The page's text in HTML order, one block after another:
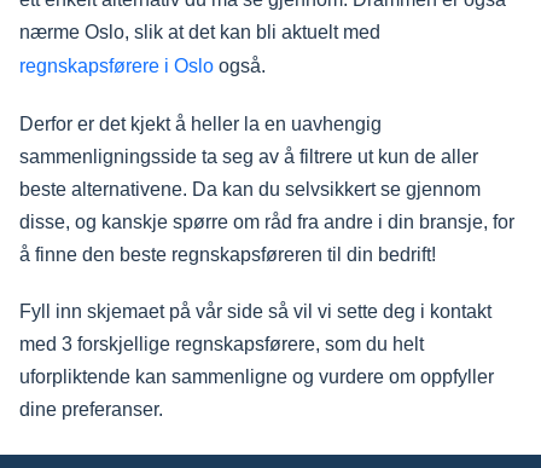
nærme Oslo, slik at det kan bli aktuelt med
regnskapsførere i Oslo også.
Derfor er det kjekt å heller la en uavhengig
sammenligningsside ta seg av å filtrere ut kun de aller
beste alternativene. Da kan du selvsikkert se gjennom
disse, og kanskje spørre om råd fra andre i din bransje, for
å finne den beste regnskapsføreren til din bedrift!
Fyll inn skjemaet på vår side så vil vi sette deg i kontakt
med 3 forskjellige regnskapsførere, som du helt
uforpliktende kan sammenligne og vurdere om oppfyller
dine preferanser.